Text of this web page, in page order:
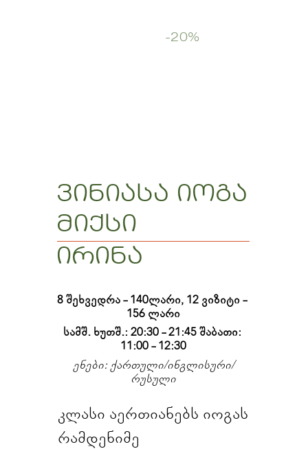
-20%
ვინიასა იოგა
მიქსი
ირინა
8 შეხვედრა - 140ლარი, 12 ვიზიტი -
156 ლარი
სამშ. ხუთშ.: 20:30 - 21:45 შაბათი:
11:00 - 12:30
ენები: ქართული/ინგლისური/
რუსული
კლასი აერთიანებს იოგას
რამდენიმე